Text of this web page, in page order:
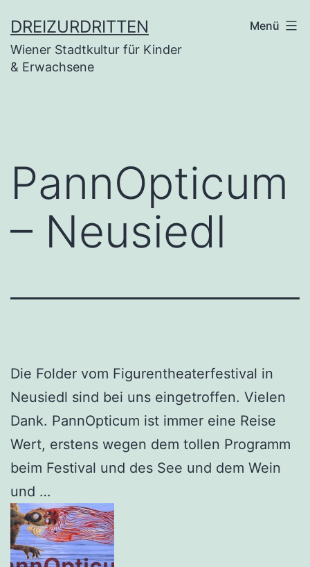
Inhalt
springen
DREIZURDRITTEN
Wiener Stadtkultur für Kinder
& Erwachsene
Menü
PannOpticum
– Neusiedl
Die Folder vom Figurentheaterfestival in
Neusiedl sind bei uns eingetroffen. Vielen
Dank. PannOpticum ist immer eine Reise
Wert, erstens wegen dem tollen Programm
beim Festival und des See und dem Wein
und …